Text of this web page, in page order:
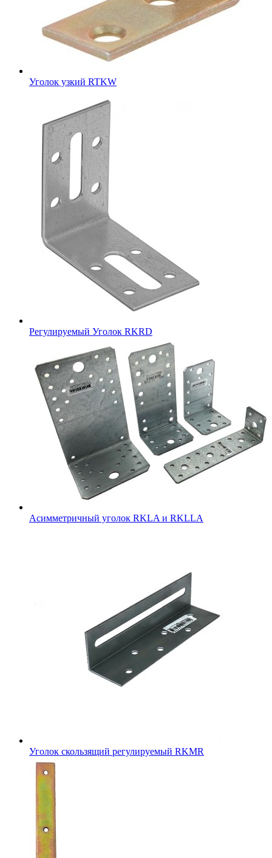
Уголок узкий RTKW
Регулируемый Уголок RKRD
Асимметричный уголок RKLA и RKLLA
Уголок скользящий регулируемый RKMR